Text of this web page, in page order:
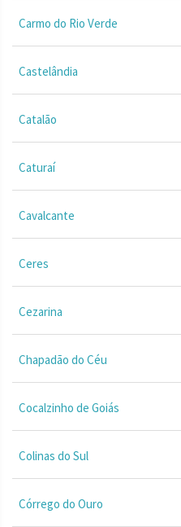
Carmo do Rio Verde
Castelândia
Catalão
Caturaí
Cavalcante
Ceres
Cezarina
Chapadão do Céu
Cocalzinho de Goiás
Colinas do Sul
Córrego do Ouro